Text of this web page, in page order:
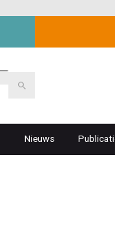
Top
navigation
Nieuws